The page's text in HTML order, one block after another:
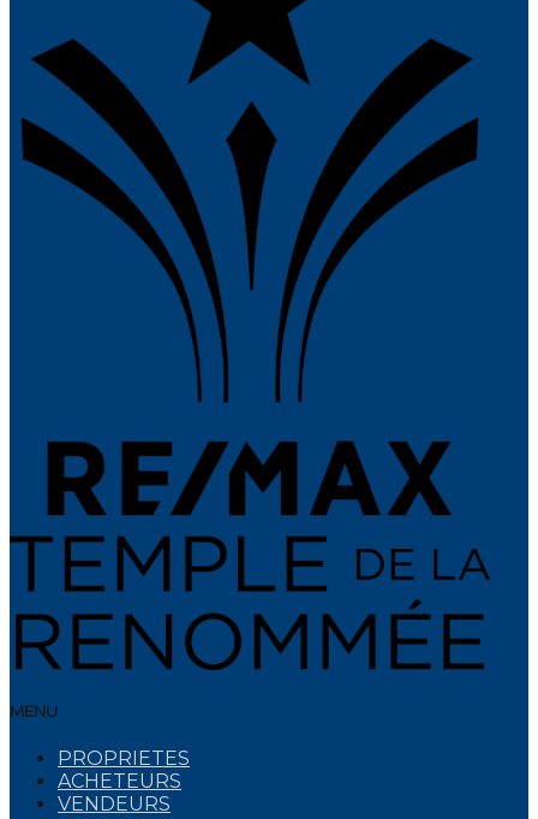
MENU
PROPRIETES
ACHETEURS
VENDEURS